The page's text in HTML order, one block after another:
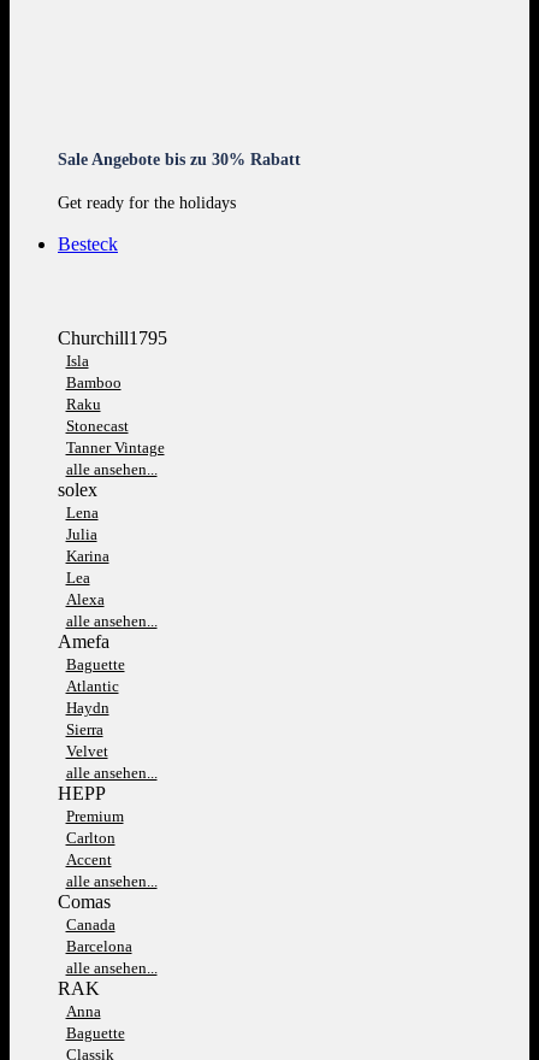
Sale Angebote bis zu 30% Rabatt
Get ready for the holidays
Besteck
Churchill1795
Isla
Bamboo
Raku
Stonecast
Tanner Vintage
alle ansehen...
solex
Lena
Julia
Karina
Lea
Alexa
alle ansehen...
Amefa
Baguette
Atlantic
Haydn
Sierra
Velvet
alle ansehen...
HEPP
Premium
Carlton
Accent
alle ansehen...
Comas
Canada
Barcelona
alle ansehen...
RAK
Anna
Baguette
Classik